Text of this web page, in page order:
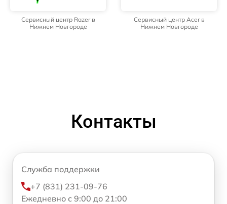
Сервисный центр Razer в
Нижнем Новгороде
Сервисный центр Acer в
Нижнем Новгороде
Контакты
Служба поддержки
+7 (831) 231-09-76
Ежедневно с 9:00 до 21:00